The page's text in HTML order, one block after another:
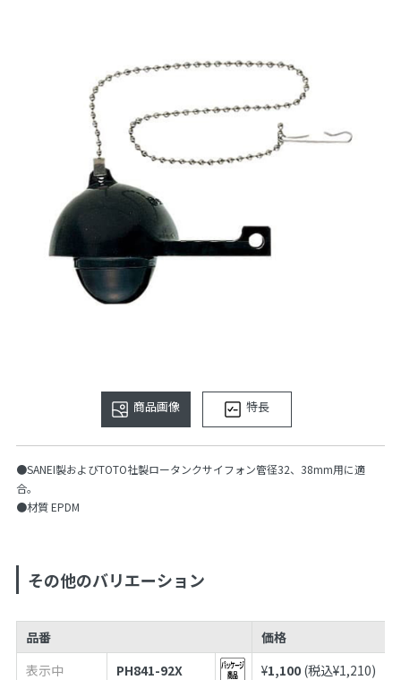
商品画像 特長
●SANEI製およびTOTO社製ロータンクサイフォン管径32、38mm用に適
合。
●材質 EPDM
その他のバリエーション
品番 価格
表示中
PH841-92X ¥1,100 (税込¥1,210)